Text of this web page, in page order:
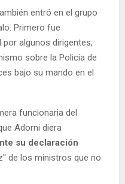
entró en el grupo
Primero fue
algunos dirigentes,
sobre la Policía de
bajo su mando en el
funcionaria del
Adorni diera
su declaración
de los ministros que no